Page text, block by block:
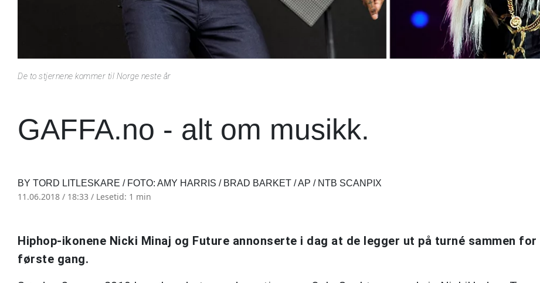
De to stjernene kommer til Norge neste år
GAFFA.no - alt om musikk.
BY TORD LITLESKARE / FOTO: AMY HARRIS / BRAD BARKET / AP / NTB SCANPIX
11.06.2018 / 18:33 / Lesetid: 1 min
Hiphop-ikonene Nicki Minaj og Future annonserte i dag at de legger ut på turné sammen for
første gang.